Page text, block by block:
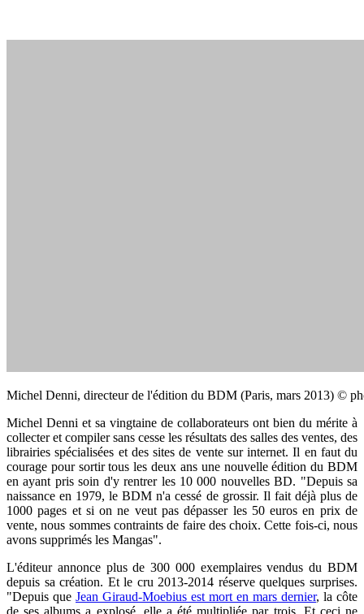
Michel Denni, directeur de l'édition du BDM (Paris, mars 2013) ©
Michel Denni et sa vingtaine de collaborateurs ont bien du mérite à
collecter et compiler sans cesse les résultats des salles des ventes, des
librairies spécialisées et des sites de vente sur internet. Il en faut du
courage pour sortir tous les deux ans une nouvelle édition du BDM
en ayant pris soin d'y rentrer les 10 000 nouvelles BD. "Depuis sa
naissance en 1979, le BDM n'a cessé de grossir. Il fait déjà plus de
1000 pages et si on ne veut pas dépasser les 50 euros en prix de
vente, nous sommes contraints de faire des choix. Cette fois-ci, nous
avons supprimés les Mangas".
L'éditeur annonce plus de 300 000 exemplaires vendus du BDM
depuis sa création. Et le cru 2013-2014 réserve quelques surprises.
"Depuis que Jean Giraud-Moebius est mort en mars dernier, la côte
de ses albums a explosé, elle a été multipliée par trois. Et ceci ne